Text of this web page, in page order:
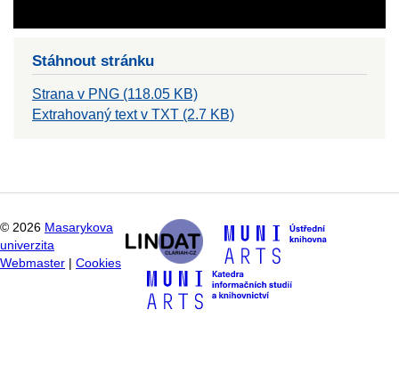
Stáhnout stránku
Strana v PNG (118.05 KB)
Extrahovaný text v TXT (2.7 KB)
© 2026 Masarykova
univerzita
Webmaster
Cookies